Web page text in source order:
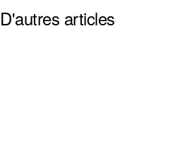
D'autres articles